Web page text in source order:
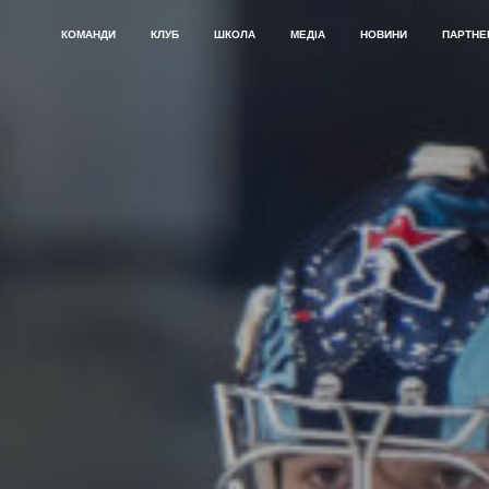
КОМАНДИ КЛУБ ШКОЛА МЕДІА НОВИНИ